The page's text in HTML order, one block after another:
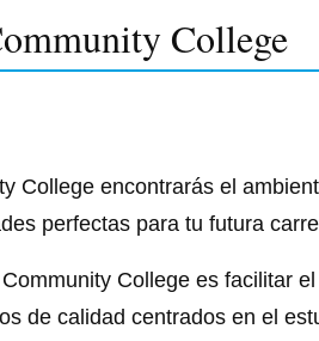
College
College encontrarás el
perfectas para tu futura
College es facilitar
de calidad centrados en el